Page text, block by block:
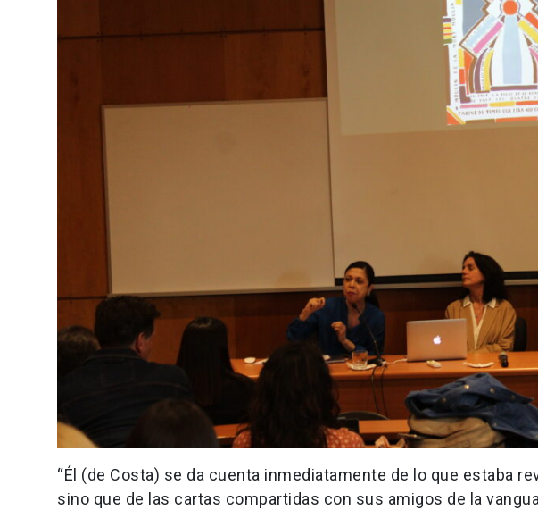
“Él (de Costa) se da cuenta inmediatamente de lo que estaba
sino que de las cartas compartidas con sus amigos de la